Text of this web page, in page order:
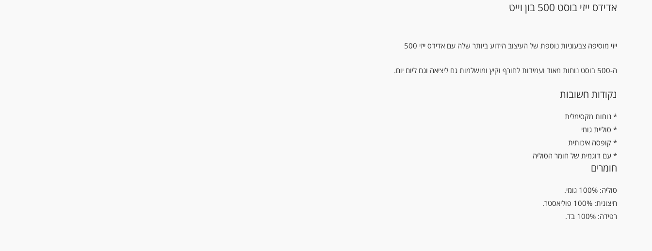
אדידס ייזי בוסט 500 בון וייט
ייזי מוסיפה צבעוניות נוספת של העיצוב הידוע ביותר שלה עם אדידס ייזי 500
ה-500 בוסט נוחות מאוד ועמידות לחורף וקיץ ומושלמות גם ליציאה וגם ליום יום.
נקודות חשובות
נוחות מקסימלית *
* סוליית גומי
* קופסה איכותית
* עם דוגמית של חומר הסוליה
חומרים
סוליה: 100% גומי.
חיצונית: 100% פוליאסטר.
רפידה: 100% בד.